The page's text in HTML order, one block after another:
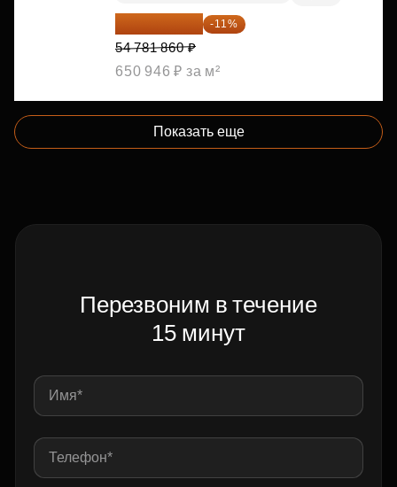
48 755 855 ₽ -11%
54 781 860 ₽
650 946 ₽ за м²
Показать еще
Перезвоним в течение
15 минут